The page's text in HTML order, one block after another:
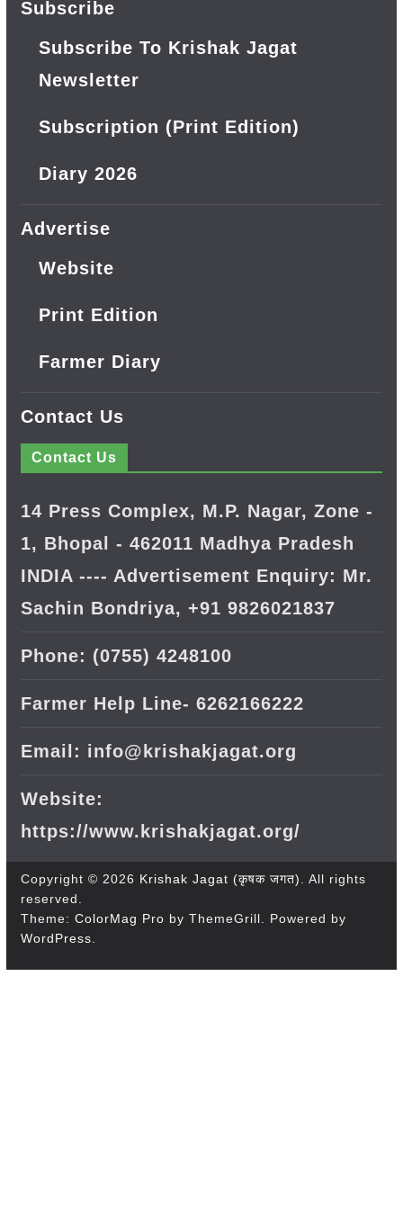
Subscribe
Subscribe To Krishak Jagat
Newsletter
Subscription (Print Edition)
Diary 2026
Advertise
Website
Print Edition
Farmer Diary
Contact Us
Contact Us
14 Press Complex, M.P. Nagar, Zone -
1, Bhopal - 462011 Madhya Pradesh
INDIA ---- Advertisement Enquiry: Mr.
Sachin Bondriya, +91 9826021837
Phone: (0755) 4248100
Farmer Help Line- 6262166222
Email: info@krishakjagat.org
Website:
https://www.krishakjagat.org/
Copyright © 2026 Krishak Jagat (कृषक जगत)
. All rights
reserved.
Theme: ColorMag Pro by ThemeGrill. Powered by
WordPress